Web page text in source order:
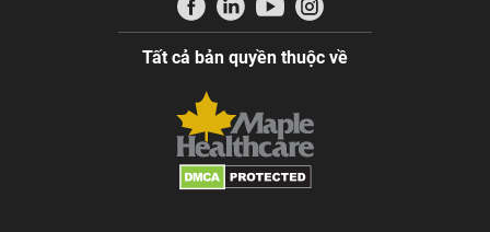
Tất cả bản quyền thuộc về